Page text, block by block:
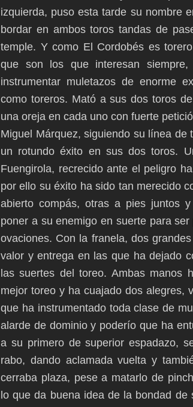
izquierda, puso esta tarde su nombre
bordar en ambos toros tandas de
temple. Y como El Cordobés es
que son los que interesan
instrumentar muletazos de enorme
como toreros. Mató a sus dos toros
una oreja en cada uno con fuerte
Miguel Márquez, siguiendo su línea de
un rotundo éxito en sus dos toros.
Fuengirola, recrecido ante el peligro
por ello su éxito ha sido tan merecido
abierto compás, otras a pies juntos
poner a su enemigo en suerte para
ovaciones. Con la franela, dos
valor y entrega en las que ha dejado
las suertes del toreo. Ambas manos
mejor toreo y ha cuajado dos alegres,
que ha instrumentado toda clase de
alarde de dominio y poderío que ha
a su primero de superior espadazo,
rabo, dando aclamada vuelta y
cerraba plaza, pese a matarlo de
lo que da buena idea de la bondad